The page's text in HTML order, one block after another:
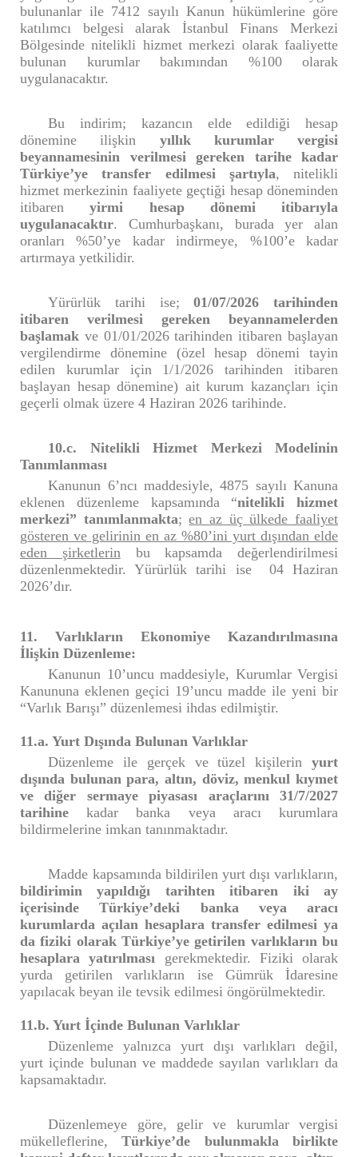
bulunanlar ile 7412 sayılı Kanun hükümlerine göre
katılımcı belgesi alarak İstanbul Finans Merkezi
Bölgesinde nitelikli hizmet merkezi olarak faaliyette
bulunan kurumlar bakımından %100 olarak
uygulanacaktır.
Bu indirim; kazancın elde edildiği hesap
dönemine ilişkin yıllık kurumlar vergisi
beyannamesinin verilmesi gereken tarihe kadar
Türkiye’ye transfer edilmesi şartıyla, nitelikli
hizmet merkezinin faaliyete geçtiği hesap döneminden
itibarenyirmi hesap dönemi itibarıyla
uygulanacaktır. Cumhurbaşkanı, burada yer alan
oranları %50’ye kadar indirmeye, %100’e kadar
artırmaya yetkilidir.
Yürürlük tarihi ise;01/07/2026 tarihinden
itibaren verilmesi gereken beyannamelerden
başlamak ve 01/01/2026 tarihinden itibaren başlayan
vergilendirme dönemine (özel hesap dönemi tayin
edilen kurumlar için 1/1/2026 tarihinden itibaren
başlayan hesap dönemine) ait kurum kazançları için
geçerli olmak üzere 4 Haziran 2026 tarihinde.
10.c. Nitelikli Hizmet Merkezi Modelinin
Tanımlanması
Kanunun 6’ncı maddesiyle, 4875 sayılı Kanuna
eklenen düzenleme kapsamında “nitelikli hizmet
merkezi” tanımlanmakta;en az üç ülkede faaliyet
gösteren ve gelirinin en az %80’ini yurt dışından elde
eden şirketlerinbu kapsamda değerlendirilmesi
düzenlenmektedir. Yürürlük tarihi ise
04 Haziran
2026’dır.
11. Varlıkların Ekonomiye Kazandırılmasına
İlişkin Düzenleme:
Kanunun 10’uncu maddesiyle, Kurumlar Vergisi
Kanununa eklenen geçici 19’uncu madde ile yeni bir
“Varlık Barışı” düzenlemesi ihdas edilmiştir.
11.a. Yurt Dışında Bulunan Varlıklar
Düzenleme ile gerçek ve tüzel kişilerin yurt
dışında bulunan para, altın, döviz, menkul kıymet
ve diğer sermaye piyasası araçlarını 31/7/2027
tarihine kadar banka veya aracı kurumlara
bildirmelerine imkan tanınmaktadır.
Madde kapsamında bildirilen yurt dışı varlıkların,
bildirimin yapıldığı tarihten itibaren iki ay
içerisinde Türkiye’deki banka veya aracı
kurumlarda açılan hesaplara transfer edilmesi ya
da fiziki olarak Türkiye’ye getirilen varlıkların bu
hesaplara yatırılması gerekmektedir. Fiziki olarak
yurda getirilen varlıkların ise Gümrük İdaresine
yapılacak beyan ile tevsik edilmesi öngörülmektedir.
11.b. Yurt İçinde Bulunan Varlıklar
Düzenleme yalnızca yurt dışı varlıkları değil,
yurt içinde bulunan ve maddede sayılan varlıkları da
kapsamaktadır.
Düzenlemeye göre, gelir ve kurumlar vergisi
mükelleflerine,Türkiye’de bulunmakla birlikte